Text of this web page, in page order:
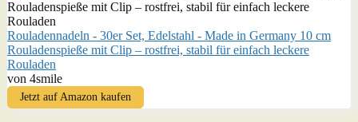
Rouladennadeln - 30er Set, Edelstahl - Made in Germany 10 cm
Rouladenspieße mit Clip – rostfrei, stabil für einfach leckere
Rouladen
von 4smile
Jetzt auf Amazon kaufen